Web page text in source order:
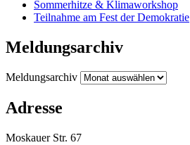
Sommerhitze & Klimaworkshop
Teilnahme am Fest der Demokratie
Meldungsarchiv
Meldungsarchiv
Adresse
Moskauer Str. 67